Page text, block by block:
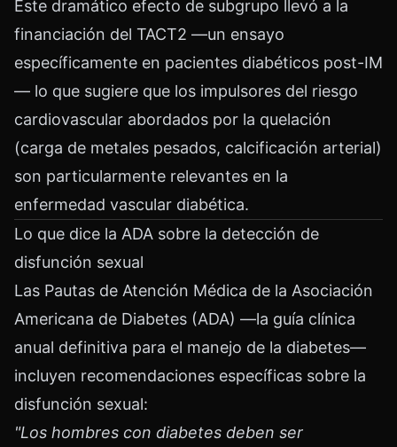
Este dramático efecto de subgrupo llevó a la
financiación del TACT2 —un ensayo
específicamente en pacientes diabéticos post-IM
— lo que sugiere que los impulsores del riesgo
cardiovascular abordados por la quelación
(carga de metales pesados, calcificación arterial)
son particularmente relevantes en la
enfermedad vascular diabética.
Lo que dice la ADA sobre la detección de
disfunción sexual
Las Pautas de Atención Médica de la Asociación
Americana de Diabetes (ADA) —la guía clínica
anual definitiva para el manejo de la diabetes—
incluyen recomendaciones específicas sobre la
disfunción sexual:
"Los hombres con diabetes deben ser